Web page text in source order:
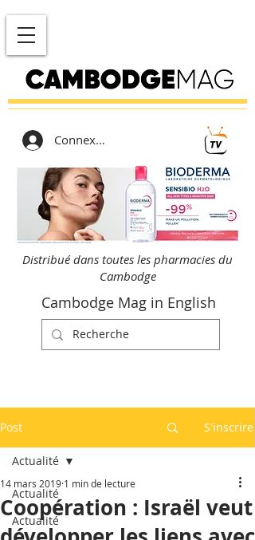
Connexion
Distribué dans toutes les pharmacies du
Cambodge
Cambodge Mag in English
Post S'inscrire
Actualité
Actualité
Actualité
Coopération : Israël veut
14 mars 2019 1 min de lecture